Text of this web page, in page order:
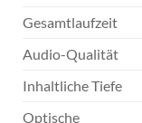
Gesamtlaufzeit
Audio-Qualität
Inhaltliche Tiefe
Optische